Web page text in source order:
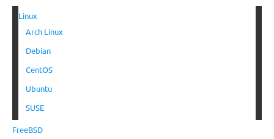
Linux
Arch Linux
Debian
CentOS
Ubuntu
SUSE
FreeBSD